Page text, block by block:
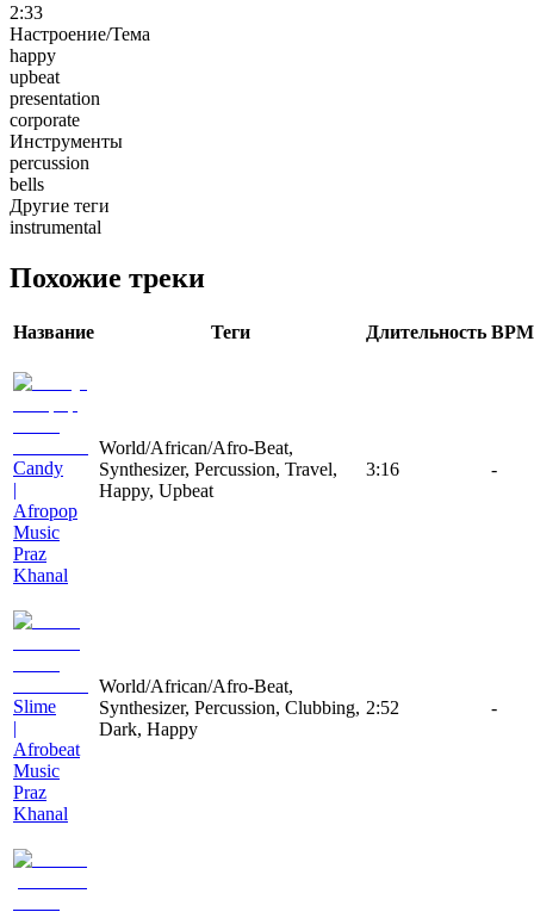
2:33
Настроение/Тема
happy
upbeat
presentation
corporate
Инструменты
percussion
bells
Другие теги
instrumental
Похожие треки
Название Теги Длительность BPM
Candy
|
Afropop
Music
Praz
Khanal
World/African/Afro-Beat,
Synthesizer, Percussion, Travel,
Happy, Upbeat
3:16 -
Slime
|
Afrobeat
Music
Praz
Khanal
World/African/Afro-Beat,
Synthesizer, Percussion, Clubbing,
Dark, Happy
2:52 -